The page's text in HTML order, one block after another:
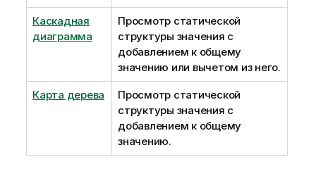
Каскадная
диаграмма
Просмотр статической
структуры значения с
добавлением к общему
значению или вычетом из него.
Карта дерева
Просмотр статической
структуры значения с
добавлением к общему
значению.